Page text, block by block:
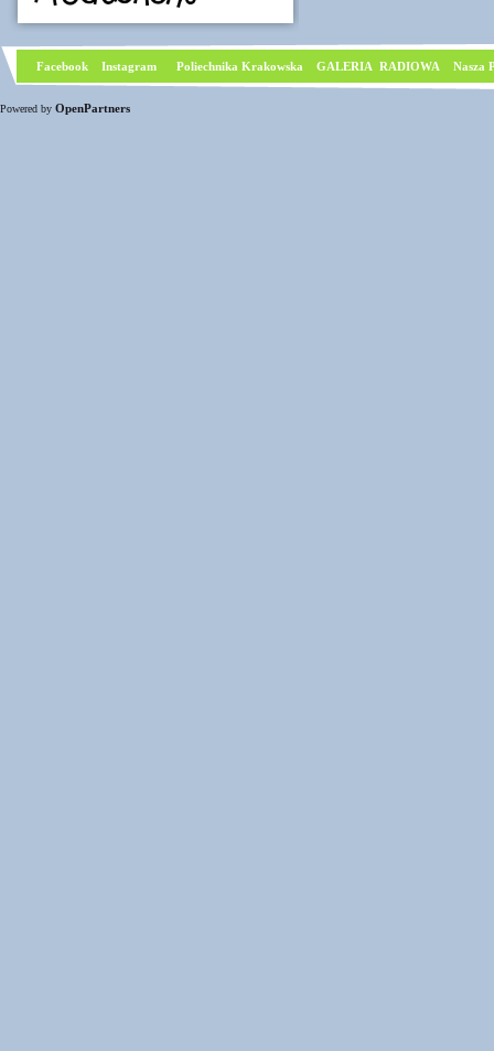
Facebook Instagram Poliechnika Krakowska GALERIA RADIOWA Nasza
Powered by OpenPartners